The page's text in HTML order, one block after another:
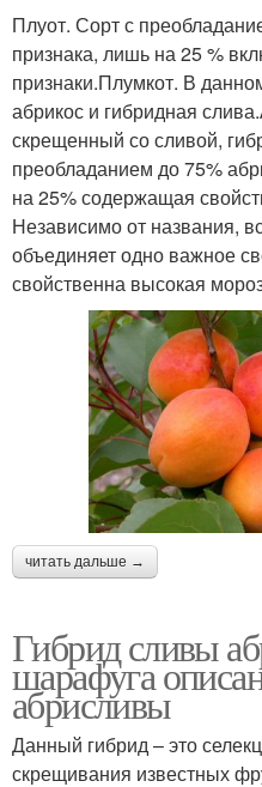
Плуот. Сорт с
признака, лишь на 25 %
признаки.Плумкот. В
абрикос и гибридная
скрещенный со сливой,
преобладанием до 75%
на 25% содержащая
Независимо от названия,
объединяет одно важное
свойственна высокая
читать дальше →
Гибрид сливы
шарафуга
абрисливы
Данный гибрид – это
скрещивания известных